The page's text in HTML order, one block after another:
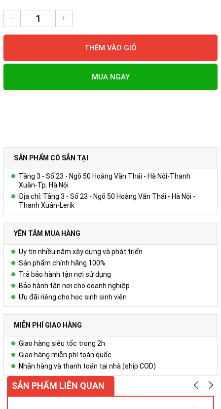
– +
THÊM VÀO GIỎ
MUA NGAY
SẢN PHẨM CÓ SẴN TẠI
Tầng 3 - Số 23 - Ngõ 50 Hoàng Văn Thái - Hà Nội-Thanh
Xuân-Tp. Hà Nội
Địa chỉ: Tầng 3 - Số 23 - Ngõ 50 Hoàng Văn Thái - Hà Nội -
Thanh Xuân-Lerik
YÊN TÂM MUA HÀNG
Uy tín nhiều năm xây dựng và phát triển
Sản phẩm chính hãng 100%
Trả bảo hành tận nơi sử dụng
Bảo hành tận nơi cho doanh nghiệp
Ưu đãi riêng cho học sinh sinh viên
MIỄN PHÍ GIAO HÀNG
Giao hàng siêu tốc trong 2h
Giao hàng miễn phí toàn quốc
Nhận hàng và thanh toán tại nhà (ship COD)
SẢN PHẨM LIÊN QUAN